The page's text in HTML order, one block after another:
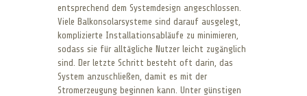
entsprechend dem Systemdesign angeschlossen.
Viele Balkonsolarsysteme sind darauf ausgelegt,
komplizierte Installationsabläufe zu minimieren,
sodass sie für alltägliche Nutzer leicht zugänglich
sind. Der letzte Schritt besteht oft darin, das
System anzuschließen, damit es mit der
Stromerzeugung beginnen kann. Unter günstigen